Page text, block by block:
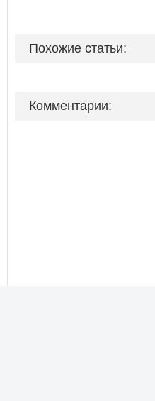
Похожие статьи:
Комментарии: